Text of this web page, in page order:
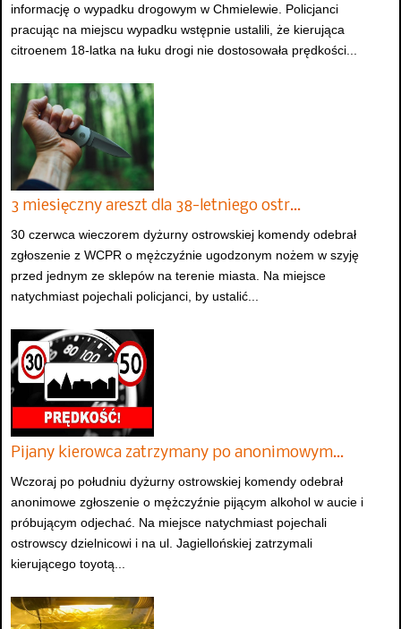
informację o wypadku drogowym w Chmielewie. Policjanci
pracując na miejscu wypadku wstępnie ustalili, że kierująca
citroenem 18-latka na łuku drogi nie dostosowała prędkości...
3 miesięczny areszt dla 38-letniego ostr…
30 czerwca wieczorem dyżurny ostrowskiej komendy odebrał
zgłoszenie z WCPR o mężczyźnie ugodzonym nożem w szyję
przed jednym ze sklepów na terenie miasta. Na miejsce
natychmiast pojechali policjanci, by ustalić...
Pijany kierowca zatrzymany po anonimowym…
Wczoraj po południu dyżurny ostrowskiej komendy odebrał
anonimowe zgłoszenie o mężczyźnie pijącym alkohol w aucie i
próbującym odjechać. Na miejsce natychmiast pojechali
ostrowscy dzielnicowi i na ul. Jagiellońskiej zatrzymali
kierującego toyotą...